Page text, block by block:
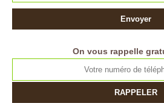
On vous rappelle